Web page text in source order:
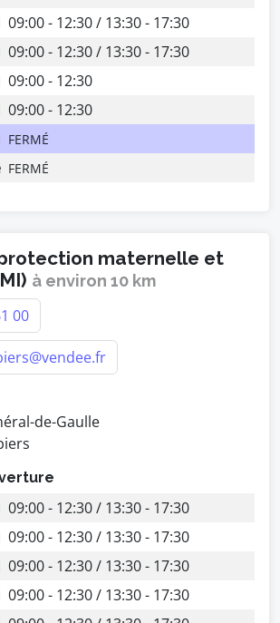
09:00 - 12:30 / 13:30 - 17:30
09:00 - 12:30 / 13:30 - 17:30
09:00 - 12:30
09:00 - 12:30
FERMÉ
FERMÉ
maternelle et
à environ 10 km
00
de-Gaulle
09:00 - 12:30 / 13:30 - 17:30
09:00 - 12:30 / 13:30 - 17:30
09:00 - 12:30 / 13:30 - 17:30
09:00 - 12:30 / 13:30 - 17:30